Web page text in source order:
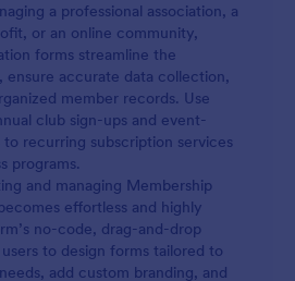
a professional association, a
or an online community,
forms streamline the
ensure accurate data collection,
member records. Use
club sign-ups and event-
to recurring subscription services
programs.
and managing Membership
effortless and highly
no-code, drag-and-drop
to design forms tailored to
add custom branding, and